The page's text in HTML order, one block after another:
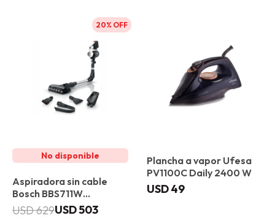
20
Aspiradora sin cable
Bosch BBS711W
Unlimited 7USD503
USD629
Plancha a vapor Ufesa
PV1100C Daily 2400 W
USD49